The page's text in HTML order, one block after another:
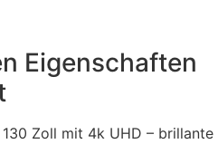
Eigenschaften
Zoll mit 4k UHD – brillante